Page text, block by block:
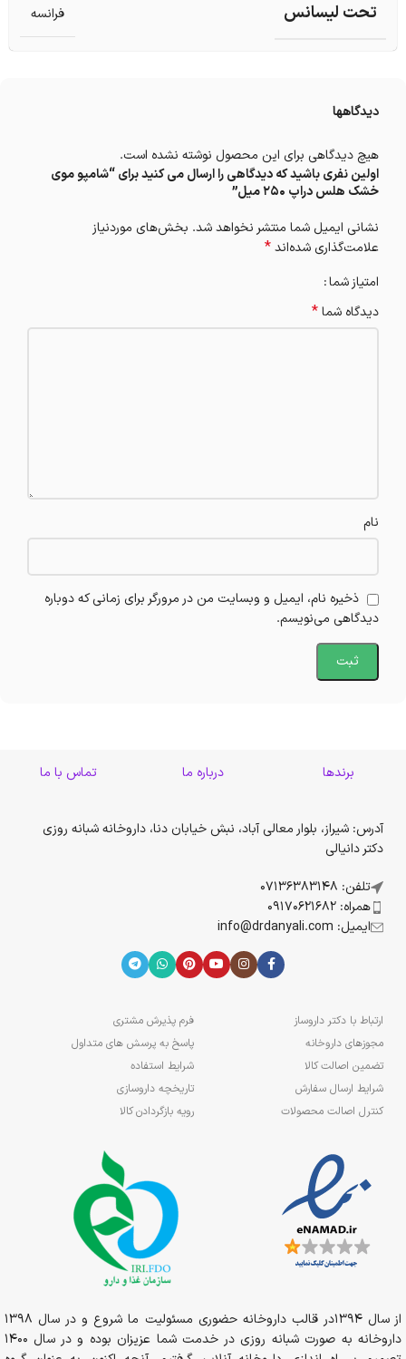
تحت لیسانس فرانسه
دیدگاهها
هیچ دیدگاهی برای این محصول نوشته نشده است.
اولین نفری باشید که دیدگاهی را ارسال می کنید برای “شامپو موی
خشک هلس دراپ 250 میل”
نشانی ایمیل شما منتشر نخواهد شد. بخش‌های موردنیاز
علامت‌گذاری شده‌اند*
امتیاز شما
دیدگاه شما*
نام
ذخیره نام، ایمیل و وبسایت من در مرورگر برای زمانی که دوباره
دیدگاهی می‌نویسم.
برندها درباره ما تماس با ما
آدرس: شیراز، بلوار معالی آباد، نبش خیابان دنا، داروخانه شبانه روزی
دکتر دانیالی
تلفن: 07136383148
همراه: 09170621682
ایمیل: info@drdanyali.com
ارتباط با دکتر داروساز
مجوزهای داروخانه
تضمین اصالت کالا
شرایط ارسال سفارش
کنترل اصالت محصولات
فرم پذیرش مشتری
پاسخ به پرسش های متداول
شرایط استفاده
تاریخچه داروسازی
رویه بازگردادن کالا
از سال 1394در قالب داروخانه حضوری مسئولیت ما شروع و در سال 1398
داروخانه به صورت شبانه روزی در خدمت شما عزیزان بوده و در سال 1400